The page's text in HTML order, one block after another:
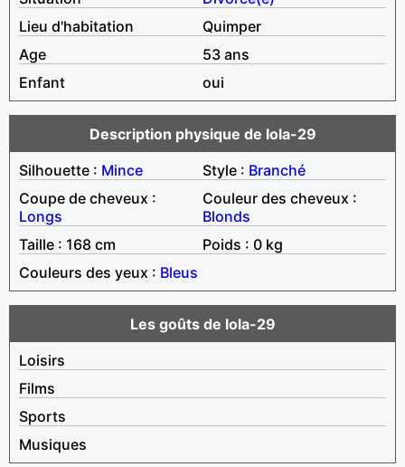
Lieu d'habitation
Quimper
Age
53 ans
Enfant
oui
Description physique de lola-29
Silhouette : Mince Style : Branché
Coupe de cheveux :
Longs
Couleur des cheveux :
Blonds
Taille : 168 cm
Poids : 0 kg
Couleurs des yeux : Bleus
Les goûts de lola-29
Loisirs
Films
Sports
Musiques